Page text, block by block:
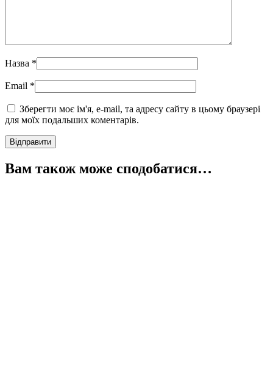
Назва *
Email *
Зберегти моє ім'я, e-mail, та адресу сайту в цьому браузері
для моїх подальших коментарів.
Вам також може сподобатися…